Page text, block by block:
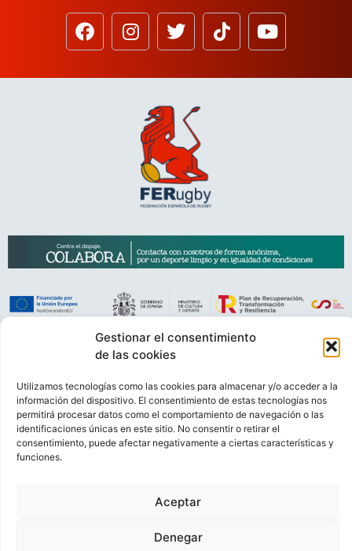
Gestionar el consentimiento
de las cookies
Utilizamos tecnologías como las cookies para almacenar y/o acceder a la
información del dispositivo. El consentimiento de estas tecnologías nos
permitirá procesar datos como el comportamiento de navegación o las
identificaciones únicas en este sitio. No consentir o retirar el
consentimiento, puede afectar negativamente a ciertas características y
funciones.
Aceptar
Denegar
VIDEOCONFERENCIASPOLÍTICA DE PRIVACIDAD
CONTACTO
© FEDERACIÓN ESPAÑOLA DE RUGBY 2023.
DESARROLLADO POR